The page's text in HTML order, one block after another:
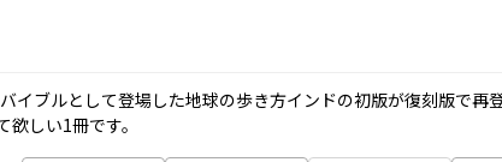
イブルとして登場した地球の歩き方インドの初版が復刻版で
しい1冊です。